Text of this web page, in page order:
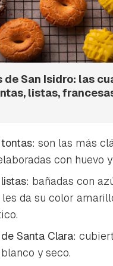
de San Isidro: las
listas,
: son las más
con huevo
: bañadas con
les da su color
Santa Clara:
y seco.